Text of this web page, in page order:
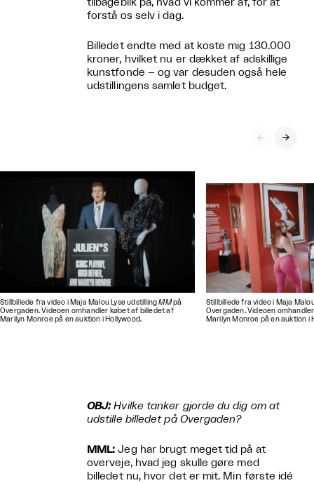
tilbageblik på, hvad vi kommer af, for at
forstå os selv i dag.
Billedet endte med at koste mig 130.000
kroner, hvilket nu er dækket af adskillige
kunstfonde – og var desuden også hele
udstillingens samlet budget.
 
Stillbillede fra video i Maja Malou Lyse udstillingMMpå
Overgaden. Videoen omhandler købet af billedet af
Marilyn Monroe på en auktion i Hollywood.
Stillbillede fra video i Maja
Overgaden. Videoen
Marilyn Monroe på en auktion i
OBJ:Hvilke tanker gjorde du dig om at
udstille billedet på Overgaden?
MML: Jeg har brugt meget tid på at
overveje, hvad jeg skulle gøre med
billedet nu, hvor det er mit. Min første idé